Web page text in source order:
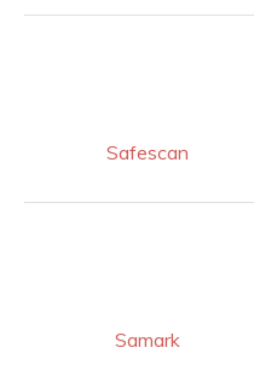
Safescan
Samark